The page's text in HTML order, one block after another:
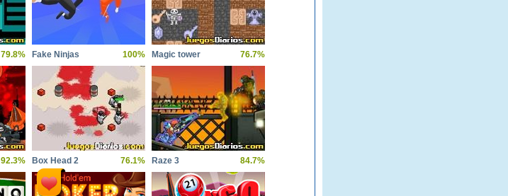
79.8% Fake Ninjas 100% Magic tower 76.7%
92.3% Box Head 2 76.1% Raze 3 84.7%